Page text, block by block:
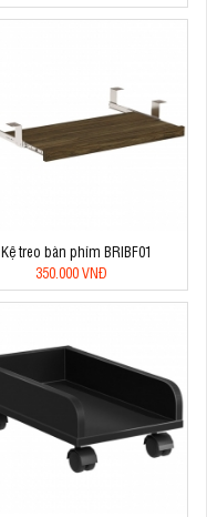
Kệ treo bàn phím BRIBF01
350.000 VNĐ